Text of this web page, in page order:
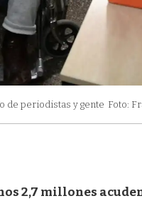
de periodistas y gente Foto:
2,7 millones